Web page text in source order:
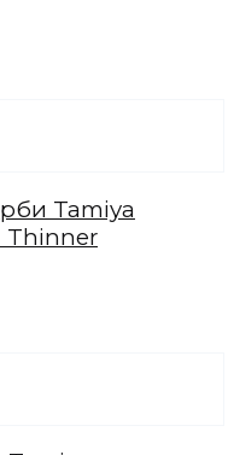
Tamiya
Thinner